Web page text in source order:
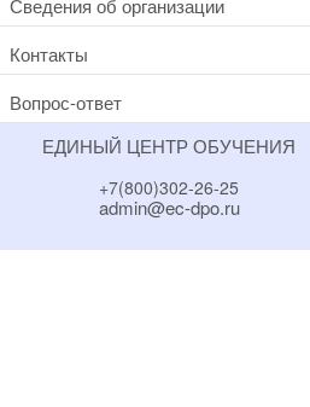
Контакты
Вопрос-ответ
ЕДИНЫЙ ЦЕНТР ОБУЧЕНИЯ
+7(800)302-26-25
admin@ec-dpo.ru